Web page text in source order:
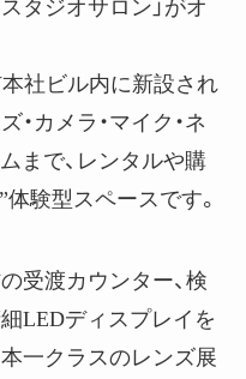
タジオサロン」がオ
社ビル内に新設され
カメラ・マイク・ネ
まで、レンタルや購
験型スペースです。
受渡カウンター、検
LEDディスプレイを
一クラスのレンズ展